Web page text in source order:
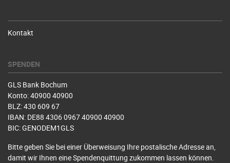
Kontakt
SPENDEN
GLS Bank Bochum
Konto: 40900 40900
BLZ: 430 609 67
IBAN: DE88 4306 0967 40900 40900
BIC: GENODEM1GLS
Bitte geben Sie bei einer Überweisung Ihre postalische Adresse an,
damit wir Ihnen eine Spendenquittung zukommen lassen können.